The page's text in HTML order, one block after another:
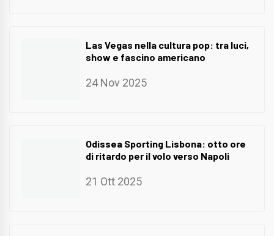
Las Vegas nella cultura pop: tra luci,
show e fascino americano
24 Nov 2025
Odissea Sporting Lisbona: otto ore
di ritardo per il volo verso Napoli
21 Ott 2025